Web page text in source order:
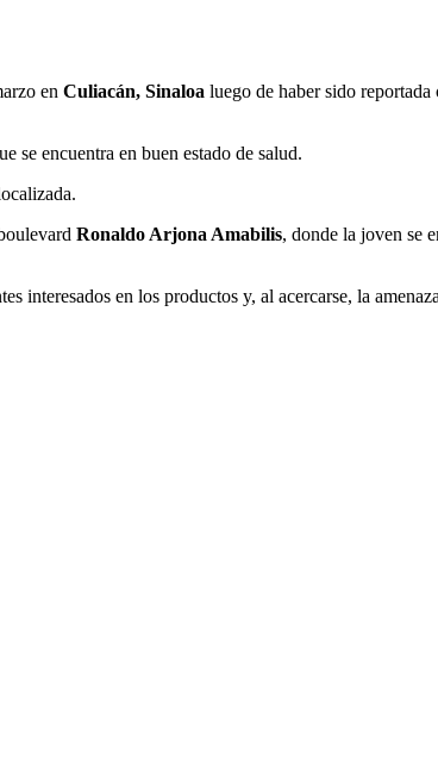
en Culiacán, Sinaloa luego de haber sido reportada
se encuentra en buen estado de salud.
Ronaldo Arjona Amabilis, donde la joven se
interesados en los productos y, al acercarse, la